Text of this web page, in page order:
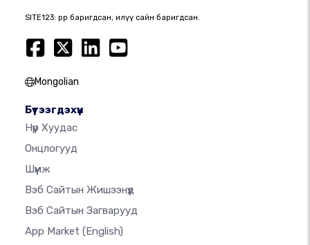
SITE123: өөрөөр баригдсан, илүү сайн баригдсан.
Mongolian
Бүтээгдэхүүн
Нүүр Хуудас
Онцлогууд
Шүүмж
Вэб Сайтын Жишээнүүд
Вэб Сайтын Загварууд
App Market (English)